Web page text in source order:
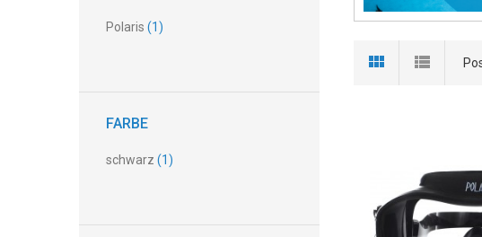
Polaris (1)
FARBE
schwarz (1)